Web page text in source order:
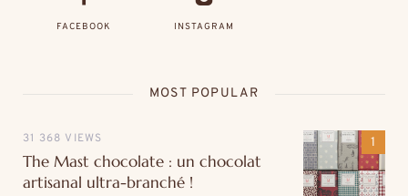
FACEBOOK INSTAGRAM
MOST POPULAR
31 368 VIEWS
The Mast chocolate : un chocolat
artisanal ultra-branché !